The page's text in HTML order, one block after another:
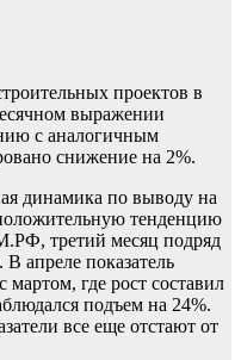
проектов в
выражении
с аналогичным
снижение на 2%.
динамика по выводу на
тенденцию
третий месяц подряд
В апреле показатель
где рост составил
подъем на 24%.
все еще отстают от